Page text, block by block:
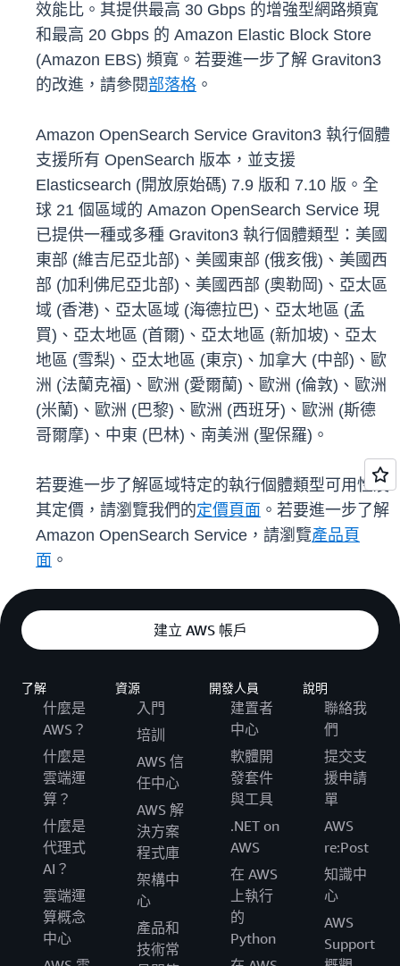
效能比。其提供最高 30 Gbps 的增強型網路頻寬
和最高 20 Gbps 的 Amazon Elastic Block Store
(Amazon EBS) 頻寬。若要進一步了解 Graviton3
的改進，請參閱部落格 。
Amazon OpenSearch Service Graviton3 執行個體
支援所有 OpenSearch 版本，並支援
Elasticsearch (開放原始碼) 7.9 版和 7.10 版。全
球 21 個區域的 Amazon OpenSearch Service 現
已提供一種或多種 Graviton3 執行個體類型：美國
東部 (維吉尼亞北部)、美國東部 (俄亥俄)、美國西
部 (加利佛尼亞北部)、美國西部 (奧勒岡)、亞太區
域 (香港)、亞太區域 (海德拉巴)、亞太地區 (孟
買)、亞太地區 (首爾)、亞太地區 (新加坡)、亞太
地區 (雪梨)、亞太地區 (東京)、加拿大 (中部)、歐
洲 (法蘭克福)、歐洲 (愛爾蘭)、歐洲 (倫敦)、歐洲
(米蘭)、歐洲 (巴黎)、歐洲 (西班牙)、歐洲 (斯德
哥爾摩)、中東 (巴林)、南美洲 (聖保羅)。
若要進一步了解區域特定的執行個體類型可用性及
其定價，請瀏覽我們的定價頁面 。若要進一步了解
Amazon OpenSearch Service，請瀏覽產品頁
面 。
建立 AWS 帳戶
了解
什麼是
AWS？
什麼是
雲端運
算？
什麼是
代理式
AI？
雲端運
算概念
中心
資源
入門
培訓
AWS 信
任中心
AWS 解
決方案
程式庫
架構中
心
產品和
技術常
開發人員
建置者
中心
軟體開
發套件
與工具
.NET on
AWS
在 AWS
上執行
的
Python
說明
聯絡我
們
提交支
援申請
單
AWS
re:Post
知識中
心
AWS
Support